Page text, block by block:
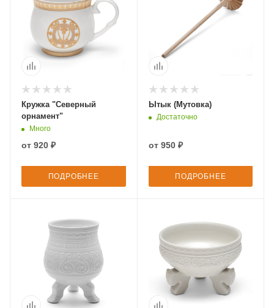
Кружка "Северный
орнамент"
Много
от 920 ₽
ПОДРОБНЕЕ
Ытык (Мутовка)
Достаточно
от 950 ₽
ПОДРОБНЕЕ